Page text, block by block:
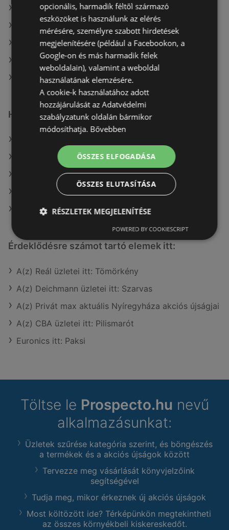
A(z) PatikaPlus aktuális akciós újságjai
A(z) Kulcs patika aktuális akciós újságjai
A(z) Douglas aktuális akciós újságjai
A(z) Vianni aktuális akciós újságjai
A(z) Rossmann üzletei itt: Sopron-Fertődi
Hasonló kiskereskedők
A(z) Alma Gyógyszertárak ajánlatai
A(z) dm ajánlatai
A(z) Benu Gyógyszertárak ajánlatai
A(z) Gyöngy Patikak ajánlatai
Érdeklődésre számot tartó elemek itt:
A(z) Reál üzletei itt: Tömörkény
A(z) Deichmann üzletei itt: Szarvas
A(z) Privát max aktuális Nyíregyháza akciós újságjai
A(z) CBA üzletei itt: Pilismarót
Euronics itt: Paksi
Töltse le Prospecto.hu nevű
alkalmazásunkat:
Üzletek szűrése kategória szerint, és böngészés
a termékek és a akciós újságok között
Tervezze meg vásárlását könyvjelzőink
segítségével
Tudja meg, mikor érkeznek új akciós újságok
Most költözött ide? Térképünkön megtekintheti
az összes környékbeli kiskereskedőt.
opcionális, harmadik féltől származó
eszközöket is használunk az elérés
mérésére, személyre szabott hirdetések
megjelenítésére (például a Facebookon, a
Google-on és más harmadik felek
weboldalain), valamint a weboldal
használatának elemzésére.
A cookie-k használatához adott
hozzájárulását az Adatvédelmi
szabályzatunk oldalán bármikor
módosíthatja. Bővebben
ÖSSZES ELFOGADÁSA
ÖSSZES ELUTASÍTÁSA
RÉSZLETEK MEGJELENÍTÉSE
POWERED BY COOKIESCRIPT